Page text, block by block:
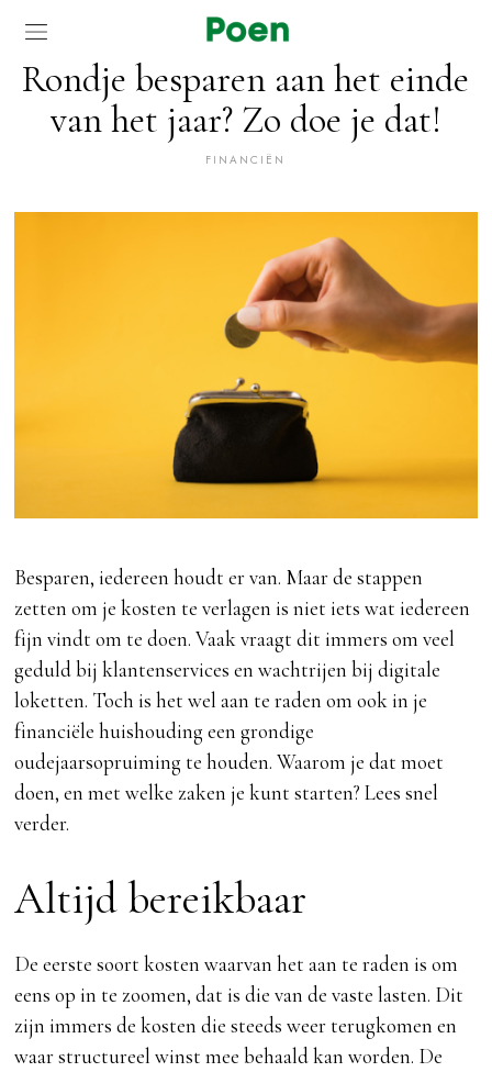
Rondje besparen aan het einde
van het jaar? Zo doe je dat!
FINANCIËN
Besparen, iedereen houdt er van. Maar de stappen
zetten om je kosten te verlagen is niet iets wat iedereen
fijn vindt om te doen. Vaak vraagt dit immers om veel
geduld bij klantenservices en wachtrijen bij digitale
loketten. Toch is het wel aan te raden om ook in je
financiële huishouding een grondige
oudejaarsopruiming te houden. Waarom je dat moet
doen, en met welke zaken je kunt starten? Lees snel
verder.
Altijd bereikbaar
De eerste soort kosten waarvan het aan te raden is om
eens op in te zoomen, dat is die van de vaste lasten. Dit
zijn immers de kosten die steeds weer terugkomen en
waar structureel winst mee behaald kan worden. De